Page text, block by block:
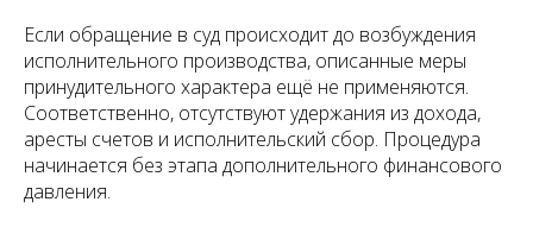
Если обращение в суд происходит до возбуждения
исполнительного производства, описанные меры
принудительного характера ещё не применяются.
Соответственно, отсутствуют удержания из дохода,
аресты счетов и исполнительский сбор. Процедура
начинается без этапа дополнительного финансового
давления.